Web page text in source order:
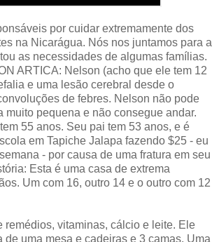
por cuidar extremamente dos
na Nicarágua. Nós nos juntamos para a
as necessidades de algumas famílias.
ARTICA: Nelson (acho que ele tem 12
e uma lesão cerebral desde o
de febres. Nelson não pode
muito pequena e não consegue andar.
55 anos. Seu pai tem 53 anos, e é
em Tapiche Jalapa fazendo $25 - eu
- por causa de uma fratura em seu
Esta é uma casa de extrema
Um com 16, outro 14 e o outro com 12
remédios, vitaminas, cálcio e leite. Ele
de uma mesa e cadeiras e 3 camas. Uma